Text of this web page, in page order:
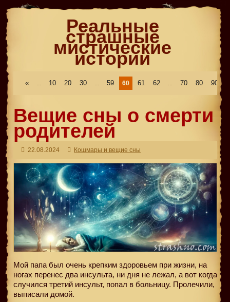
Реальные
страшные
мистические
истории
« ... 10 20 30 ... 59 60 61 62 ... 70 80 90
Вещие сны о смерти
родителей
22.08.2024 Кошмары и вещие сны
Мой папа был очень крепким здоровьем при жизни, на
ногах перенес два инсульта, ни дня не лежал, а вот когда
случился третий инсульт, попал в больницу. Пролечили,
выписали домой.